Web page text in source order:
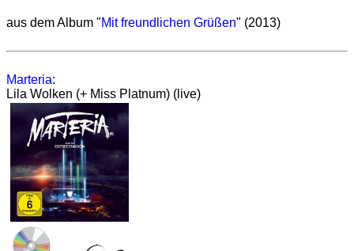
aus dem Album "Mit freundlichen Grüßen" (2013)
Marteria:
Lila Wolken (+ Miss Platnum) (live)